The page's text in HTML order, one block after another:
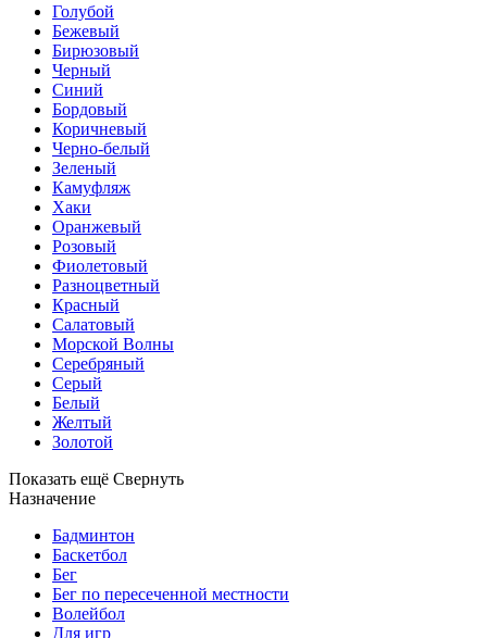
Голубой
Бежевый
Бирюзовый
Черный
Синий
Бордовый
Коричневый
Черно-белый
Зеленый
Камуфляж
Хаки
Оранжевый
Розовый
Фиолетовый
Разноцветный
Красный
Салатовый
Морской Волны
Серебряный
Серый
Белый
Желтый
Золотой
Показать ещё Свернуть
Назначение
Бадминтон
Баскетбол
Бег
Бег по пересеченной местности
Волейбол
Для игр